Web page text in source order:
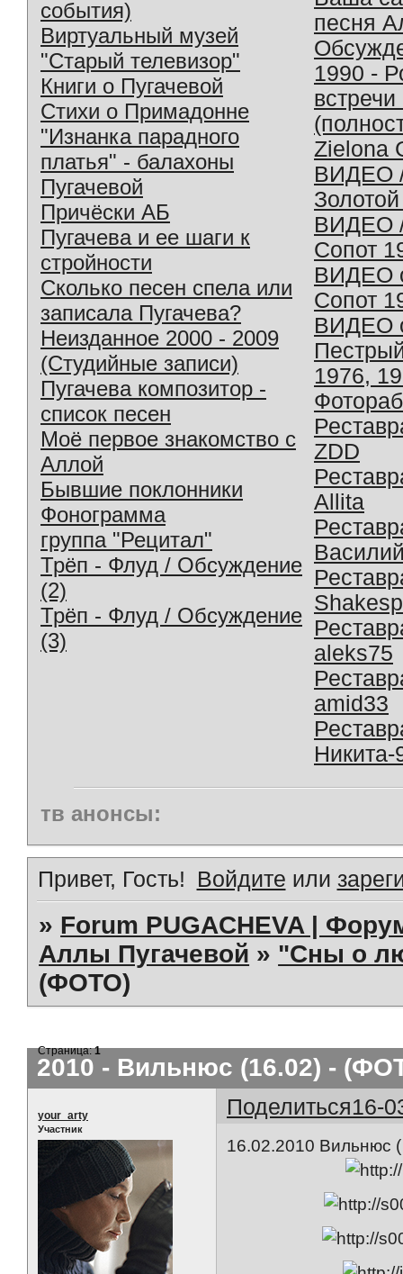
события)
Виртуальный музей
"Старый телевизор"
Книги о Пугачевой
Стихи о Примадонне
"Изнанка парадного
платья" - балахоны
Пугачевой
Причёски АБ
Пугачева и ее шаги к
стройности
Сколько песен спела или
записала Пугачева?
Неизданное 2000 - 2009
(Студийные записи)
Пугачева композитор -
список песен
Моё первое знакомство с
Аллой
Бывшие поклонники
Фонограмма
группа "Рецитал"
Трёп - Флуд / Обсуждение
(2)
Трёп - Флуд / Обсуждение
(3)
песня
1990 -
Zielona
ВИДЕО
ВИДЕО
Сопот
ВИДЕО
Сопот
ВИДЕО
1976,
ZDD
Allita
aleks75
amid33
Никита-
тв анонсы:
Привет, Гость! Войдите или
» Forum PUGACHEVA |
Аллы Пугачевой » "Сны о
(ФОТО)
2010 - Вильнюс (16.02) -
Страница:1
Поделиться16-
your_arty
Участник
16.02.2010 Вильнюс